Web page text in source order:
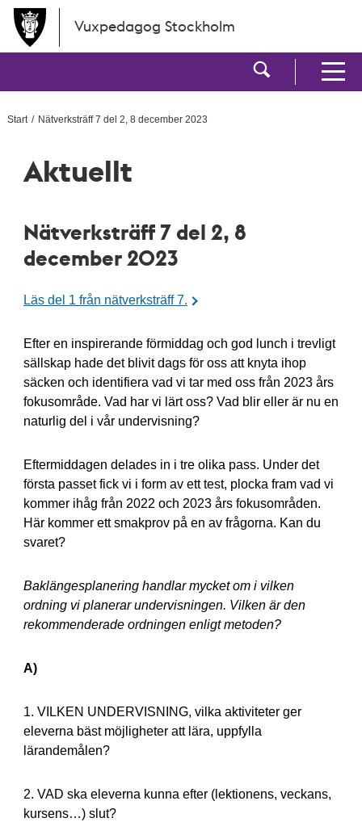
Hoppa till huvudinnehållet
Vuxpedagog Stockholm
Visa
Visa
Start Nätverksträff 7 del 2, 8 december 2023
Aktuellt
Nätverksträff 7 del 2, 8
december 2023
Läs del 1 från nätverksträff 7.
Efter en inspirerande förmiddag och god lunch i trevligt
sällskap hade det blivit dags för oss att knyta ihop
säcken och identifiera vad vi tar med oss från 2023 års
fokusområde. Vad har vi lärt oss? Vad blir eller är nu en
naturlig del i vår undervisning?
Eftermiddagen delades in i tre olika pass. Under det
första passet fick vi i form av ett test, plocka fram vad vi
kommer ihåg från 2022 och 2023 års fokusområden.
Här kommer ett smakprov på en av frågorna. Kan du
svaret?
Baklängesplanering handlar mycket om i vilken
ordning vi planerar undervisningen. Vilken är den
rekommenderade ordningen enligt metoden?
A)
1. VILKEN UNDERVISNING, vilka aktiviteter ger
eleverna bäst möjligheter att lära, uppfylla
lärandemålen?
2. VAD ska eleverna kunna efter (lektionens, veckans,
kursens…) slut?